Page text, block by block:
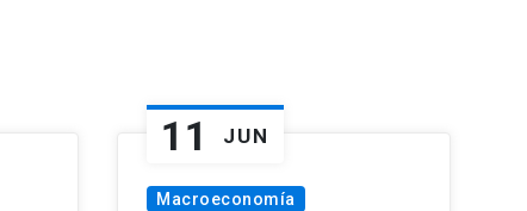
11 JUN
Macroeconomía